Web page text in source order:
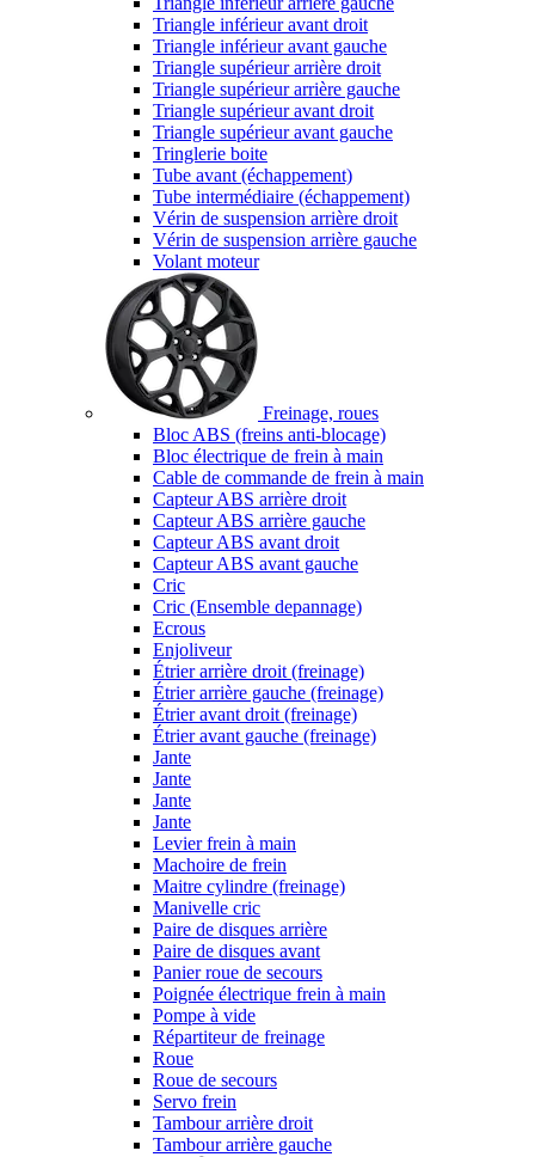
Triangle inférieur avant droit
Triangle inférieur avant gauche
Triangle supérieur arrière droit
Triangle supérieur arrière gauche
Triangle supérieur avant droit
Triangle supérieur avant gauche
Tringlerie boite
Tube avant (échappement)
Tube intermédiaire (échappement)
Vérin de suspension arrière droit
Vérin de suspension arrière gauche
Volant moteur
Freinage, roues
Bloc ABS (freins anti-blocage)
Bloc électrique de frein à main
Cable de commande de frein à main
Capteur ABS arrière droit
Capteur ABS arrière gauche
Capteur ABS avant droit
Capteur ABS avant gauche
Cric
Cric (Ensemble depannage)
Ecrous
Enjoliveur
Étrier arrière droit (freinage)
Étrier arrière gauche (freinage)
Étrier avant droit (freinage)
Étrier avant gauche (freinage)
Jante
Jante
Jante
Jante
Levier frein à main
Machoire de frein
Maitre cylindre (freinage)
Manivelle cric
Paire de disques arrière
Paire de disques avant
Panier roue de secours
Poignée électrique frein à main
Pompe à vide
Répartiteur de freinage
Roue
Roue de secours
Servo frein
Tambour arrière droit
Tambour arrière gauche